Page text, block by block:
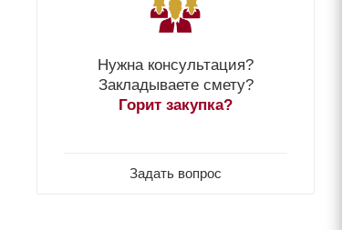
Нужна консультация?
Закладываете смету?
Горит закупка?
Задать вопрос